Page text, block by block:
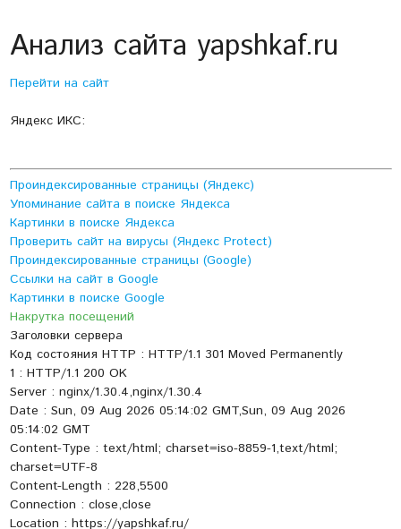
Анализ сайта yapshkaf.ru
Перейти на сайт
Яндекс ИКС:
Проиндексированные страницы (Яндекс)
Упоминание сайта в поиске Яндекса
Картинки в поиске Яндекса
Проверить сайт на вирусы (Яндекс Protect)
Проиндексированные страницы (Google)
Ссылки на сайт в Google
Картинки в поиске Google
Накрутка посещений
Заголовки сервера
Код состояния HTTP : HTTP/1.1 301 Moved Permanently
1 : HTTP/1.1 200 OK
Server : nginx/1.30.4,nginx/1.30.4
Date : Sun, 09 Aug 2026 05:14:02 GMT,Sun, 09 Aug 2026
05:14:02 GMT
Content-Type : text/html; charset=iso-8859-1,text/html;
charset=UTF-8
Content-Length : 228,5500
Connection : close,close
Location : https://yapshkaf.ru/